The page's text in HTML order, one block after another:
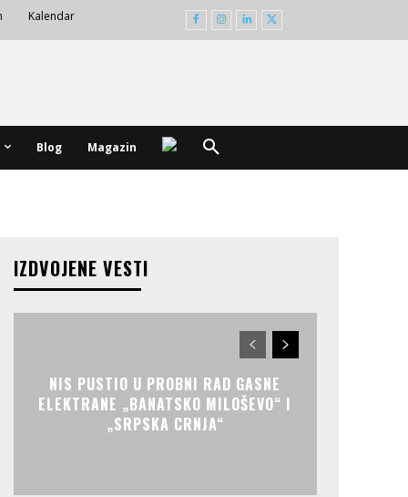
Kalendar
Blog Magazin
IZDVOJENE VESTI
NIS PUSTIO U PROBNI RAD GASNE
ELEKTRANE „BANATSKO MILOŠEVO“ I
„SRPSKA CRNJA“